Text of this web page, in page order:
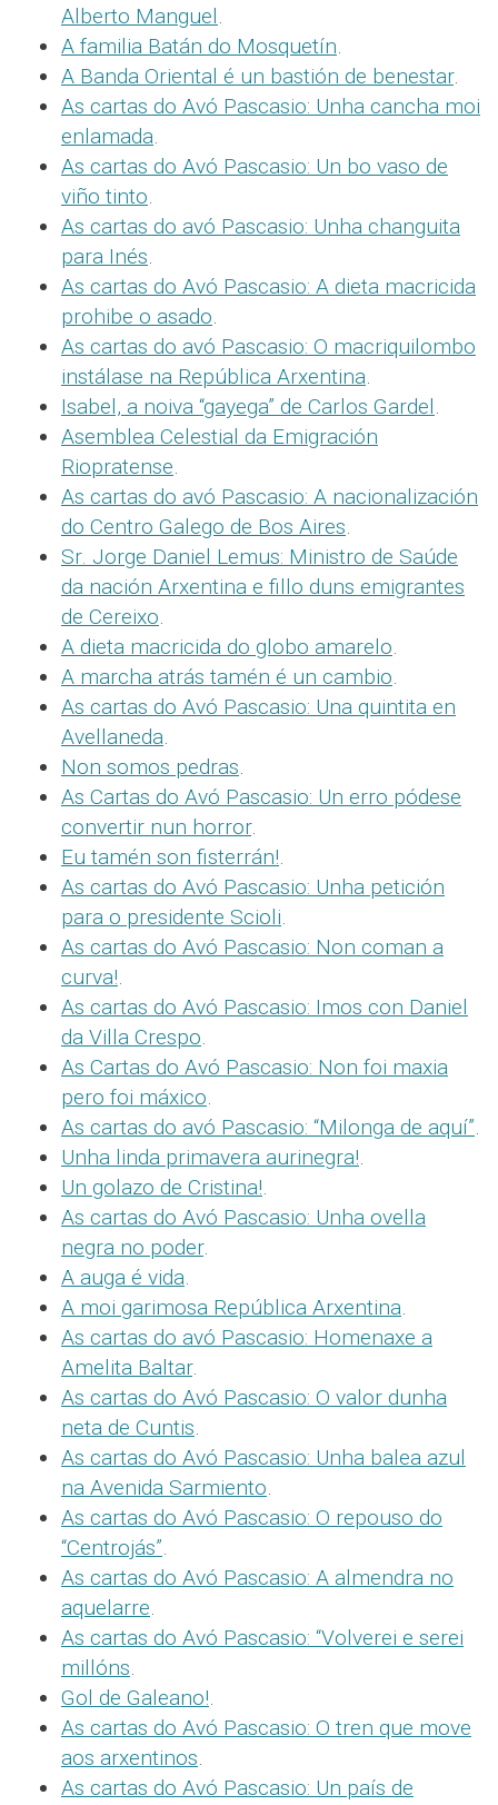
Alberto Manguel.
A familia Batán do Mosquetín.
A Banda Oriental é un bastión de benestar.
As cartas do Avó Pascasio: Unha cancha moi
enlamada.
As cartas do Avó Pascasio: Un bo vaso de
viño tinto.
As cartas do avó Pascasio: Unha changuita
para Inés.
As cartas do Avó Pascasio: A dieta macricida
prohibe o asado.
As cartas do avó Pascasio: O macriquilombo
instálase na República Arxentina.
Isabel, a noiva “gayega” de Carlos Gardel.
Asemblea Celestial da Emigración
Riopratense.
As cartas do avó Pascasio: A nacionalización
do Centro Galego de Bos Aires.
Sr. Jorge Daniel Lemus: Ministro de Saúde
da nación Arxentina e fillo duns emigrantes
de Cereixo.
A dieta macricida do globo amarelo.
A marcha atrás tamén é un cambio.
As cartas do Avó Pascasio: Una quintita en
Avellaneda.
Non somos pedras.
As Cartas do Avó Pascasio: Un erro pódese
convertir nun horror.
Eu tamén son fisterrán!.
As cartas do Avó Pascasio: Unha petición
para o presidente Scioli.
As cartas do Avó Pascasio: Non coman a
curva!.
As cartas do Avó Pascasio: Imos con Daniel
da Villa Crespo.
As Cartas do Avó Pascasio: Non foi maxia
pero foi máxico.
As cartas do avó Pascasio: “Milonga de aquí”.
Unha linda primavera aurinegra!.
Un golazo de Cristina!.
As cartas do Avó Pascasio: Unha ovella
negra no poder.
A auga é vida.
A moi garimosa República Arxentina.
As cartas do avó Pascasio: Homenaxe a
Amelita Baltar.
As cartas do Avó Pascasio: O valor dunha
neta de Cuntis.
As cartas do Avó Pascasio: Unha balea azul
na Avenida Sarmiento.
As cartas do Avó Pascasio: O repouso do
“Centrojás”.
As cartas do Avó Pascasio: A almendra no
aquelarre.
As cartas do Avó Pascasio: “Volverei e serei
millóns.
Gol de Galeano!.
As cartas do Avó Pascasio: O tren que move
aos arxentinos.
As cartas do Avó Pascasio: Un país de